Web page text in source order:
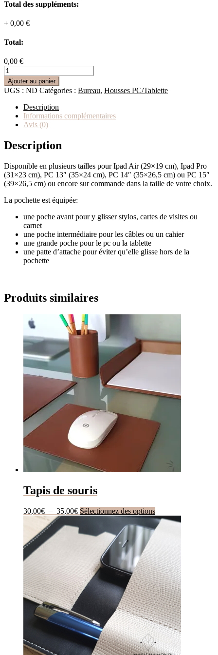
Total des suppléments:
+ 0,00 €
Total:
0,00 €
quantité
de
Housse
Ajouter au panier
UGS : ND Catégories : Bureau, Housses PC/Tablette
Description
Informations complémentaires
Avis (0)
Description
Disponible en plusieurs tailles pour Ipad Air (29×19 cm), Ipad Pro
(31×23 cm), PC 13″ (35×24 cm), PC 14″ (35×26,5 cm) ou PC 15″
(39×26,5 cm) ou encore sur commande dans la taille de votre choix.
La pochette est équipée:
une poche avant pour y glisser stylos, cartes de visites ou
carnet
une poche intermédiaire pour les câbles ou un cahier
une grande poche pour le pc ou la tablette
une patte d’attache pour éviter qu’elle glisse hors de la
pochette
Produits similaires
Tapis de souris
30,00€ – 35,00€Plage
prix :
30,00€
Sélectionnez des optionsCe
produit
a
Les
options
peuvent
être
choisies
sur
la
page
du
produit